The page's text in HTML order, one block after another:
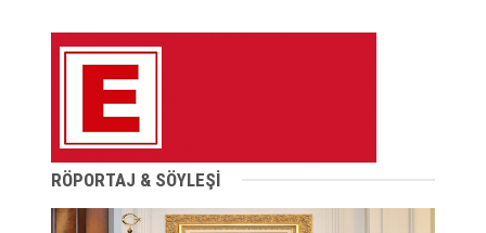
RÖPORTAJ & SÖYLEŞİ